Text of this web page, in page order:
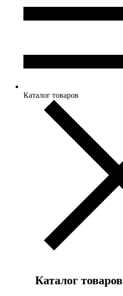
Каталог товаров
Каталог товаров